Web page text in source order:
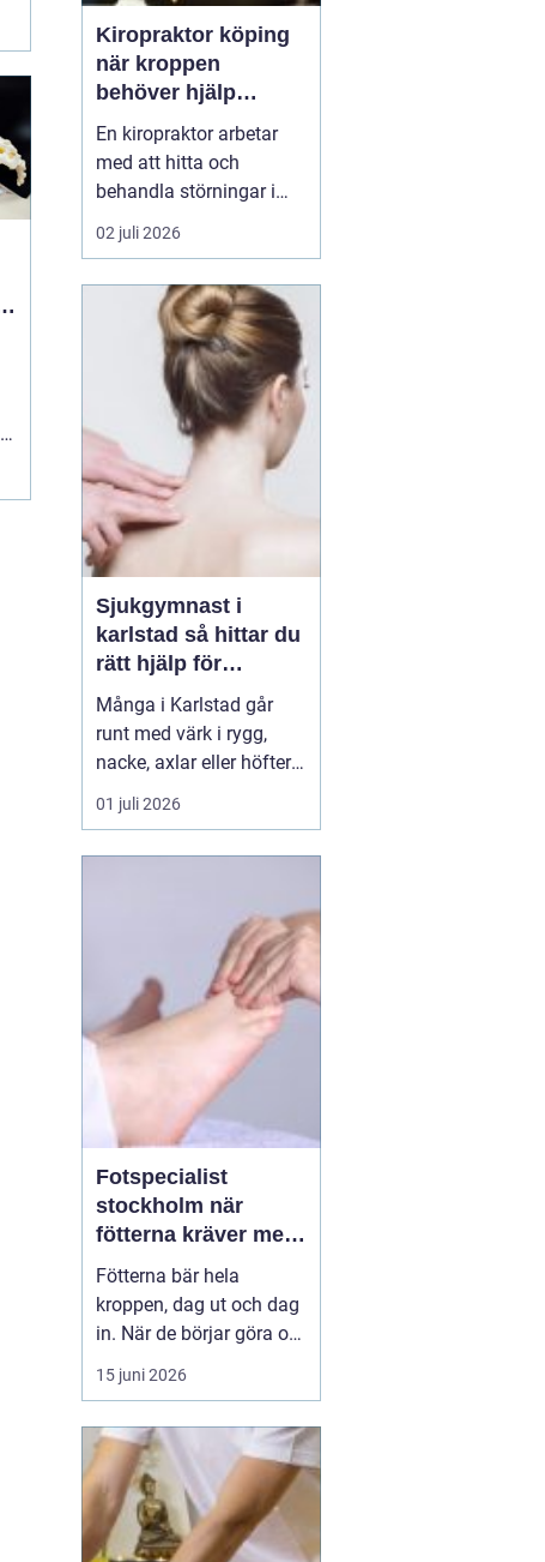
Kiropraktor köping
när kroppen
behöver hjälp
tillbaka
En kiropraktor arbetar
med att hitta och
behandla störningar i
kroppens leder, muskler
och nervsystem. Målet
smärta, bättre rörlighet
och en vardag som
fungerar igen.
Kiropraktik passar
många som kämpar
med återkommande
ryggont...
02 juli 2026
Sjukgymnast i
karlstad så hittar du
rätt hjälp för
kroppen
Många i Karlstad går
runt med värk i rygg,
nacke, axlar eller höfter
utan att söka hjälp.
Andra har råkat ut för en
släppa. En legitimerad
sjukgymnast kan då
göra stor skillnad.
Genom n...
01 juli 2026
Fotspecialist
stockholm när
fötterna kräver mer
än vanliga sulor
Fötterna bär hela
kroppen, dag ut och dag
in. När de börjar göra ont
påverkas mer än bara
stegen sömn, träning,
lidande. Många försöker
länge med egenvård,
inlägg från sportbutiken
eller vila, men
15 juni 2026